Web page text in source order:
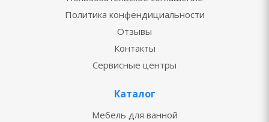
Политика конфендициальности
Отзывы
Контакты
Сервисные центры
Каталог
Мебель для ванной